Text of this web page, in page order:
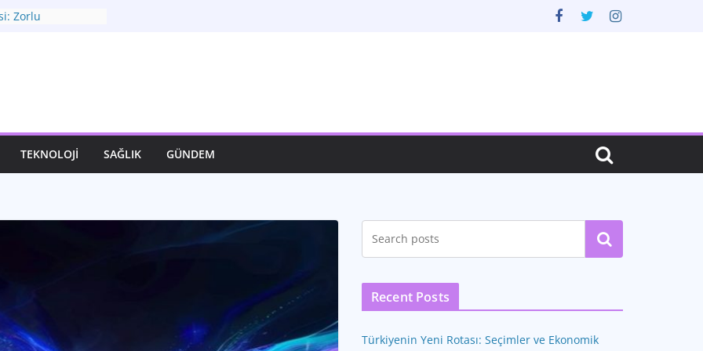
Zorlu
Modadan
Yenilikler
TEKNOLOJI SAĞLIK GÜNDEM
Ara
Recent Posts
Türkiyenin Yeni Rotası: Seçimler ve Ekonomik